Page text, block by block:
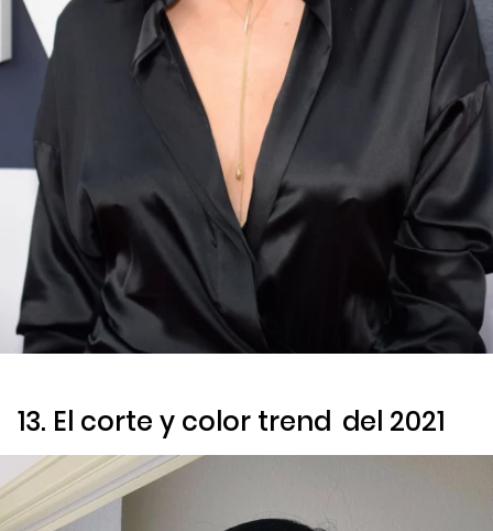
13. El corte y color trend del 2021